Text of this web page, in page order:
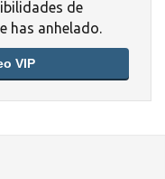
de
has anhelado.
VIP